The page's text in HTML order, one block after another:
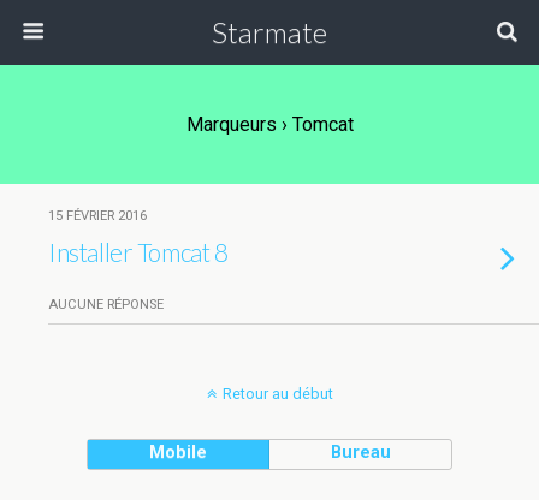
Starmate
Marqueurs › Tomcat
15 FÉVRIER 2016
Installer Tomcat 8
AUCUNE RÉPONSE
Retour au début
Mobile Bureau